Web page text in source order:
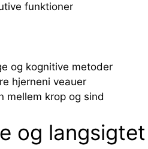
funktioner
og kognitive metoder
hjerneni veauer
mellem krop og sind
og langsigtet